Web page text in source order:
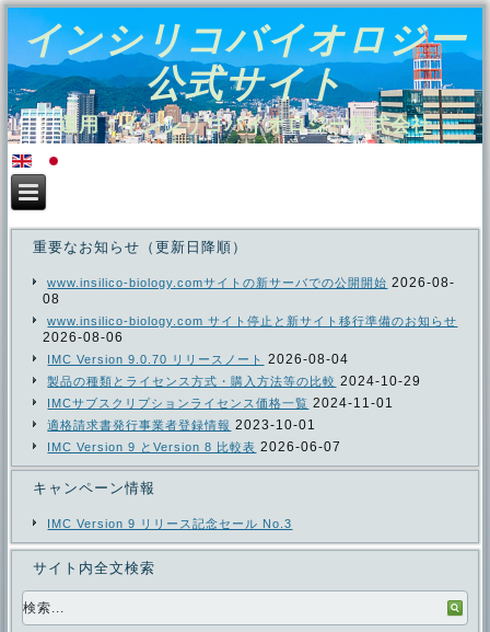
インシリコバイオロジー
公式サイト
運用：インシリコバイオロジー株式会社
重要なお知らせ（更新日降順）
www.insilico-biology.comサイトの新サーバでの公開開始 2026-08-
08
www.insilico-biology.com サイト停止と新サイト移行準備のお知らせ
2026-08-06
IMC Version 9.0.70 リリースノート 2026-08-04
製品の種類とライセンス方式・購入方法等の比較 2024-10-29
IMCサブスクリプションライセンス価格一覧 2024-11-01
適格請求書発行事業者登録情報 2023-10-01
IMC Version 9 とVersion 8 比較表 2026-06-07
キャンペーン情報
IMC Version 9 リリース記念セール No.3
サイト内全文検索